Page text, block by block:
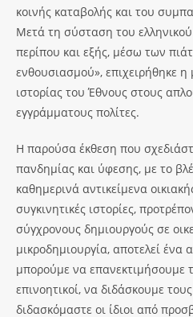
κοινής καταβολής και του
Μετά τη σύσταση του
περίπου και εξής, μέσω των
ενθουσιασμού», επιχειρήθηκε
ιστορίας του Έθνους στους
εγγράμματους πολίτες.
Η παρούσα έκθεση που
πανδημίας και ύφεσης, με το
καθημερινά αντικείμενα
συγκινητικές ιστορίες,
σύγχρονους δημιουργούς σε
μικροδημιουργία, αποτελεί
μπορούμε να επανεκτιμήσουμε
επινοητικοί, να διδάσκουμε
διδασκόμαστε οι ίδιοι από